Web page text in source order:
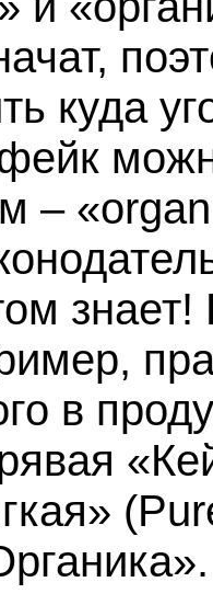
куда
–
в